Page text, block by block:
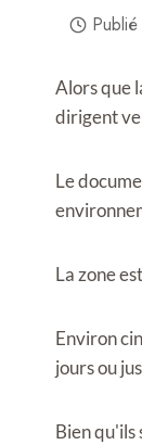
Alors que
dirigent
Le
La zone
Environ
jours ou
Bien qu'ils